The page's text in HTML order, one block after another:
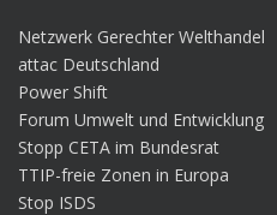
Netzwerk Gerechter Welthandel
attac Deutschland
Power Shift
Forum Umwelt und Entwicklung
Stopp CETA im Bundesrat
TTIP-freie Zonen in Europa
Stop ISDS